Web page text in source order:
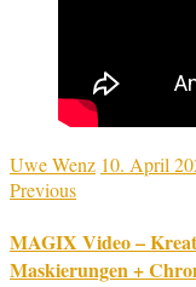
Uwe Wenz 10. April
Previous
MAGIX Video –
Maskierungen +